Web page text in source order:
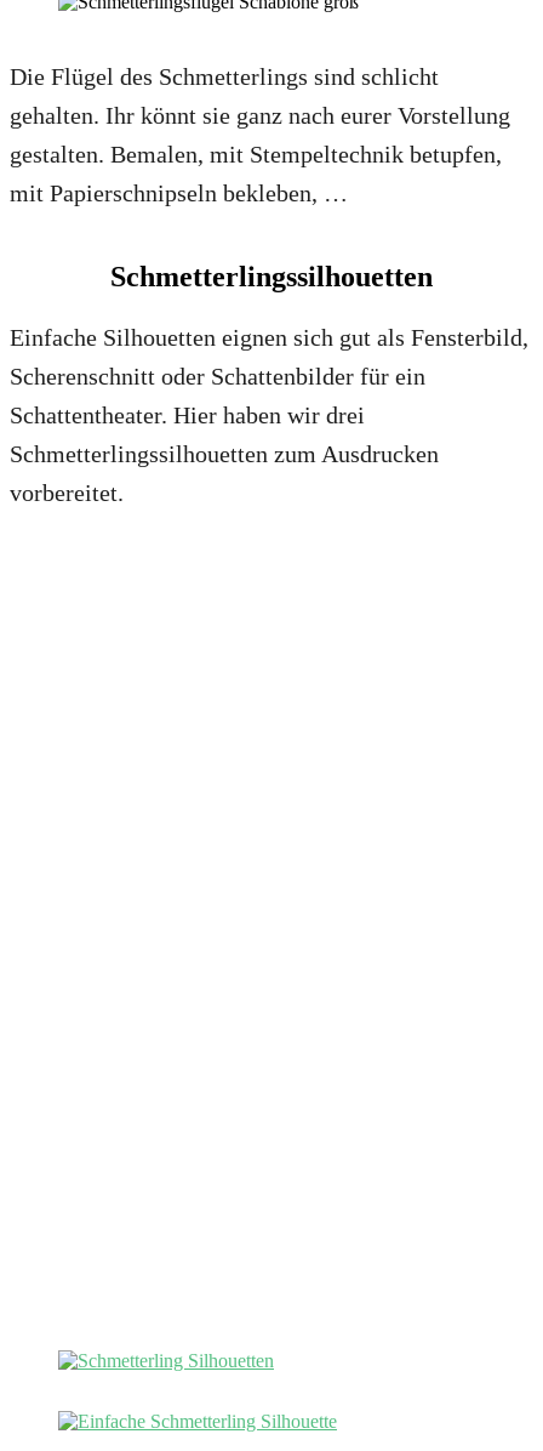
Die Flügel des Schmetterlings sind schlicht
gehalten. Ihr könnt sie ganz nach eurer Vorstellung
gestalten. Bemalen, mit Stempeltechnik betupfen,
mit Papierschnipseln bekleben, …
Schmetterlingssilhouetten
Einfache Silhouetten eignen sich gut als Fensterbild,
Scherenschnitt oder Schattenbilder für ein
Schattentheater. Hier haben wir drei
Schmetterlingssilhouetten zum Ausdrucken
vorbereitet.